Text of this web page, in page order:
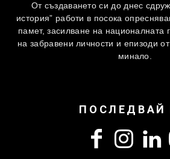
От създаването си до днес
история” работи в посока
памет, засилване на националната
на забравени личности и епизоди
минало.
ПОСЛЕДВАЙ